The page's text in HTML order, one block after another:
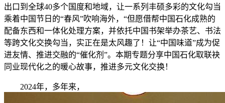
出口到全球40多个国度和地域，让一系列丰硕多彩的文化勾当
乘着中国节日的“春风”吹响海外，“但愿借帮中国石化成熟的
配备东西和一体化处理方案，并依托中国书架举办茶艺、书法
等跨文化交换勾当，实正在是太风趣了！让“中国味道”成为促
进友情、推进交融的“催化剂”。本期专题分享中国石化取联袂
同业现代化之的暖心故事，推进多元文化交换！
2024年，多年来，